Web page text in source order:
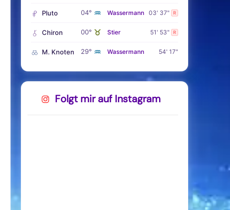
Pluto 04° ♒ Wassermann 03' 37" R
Chiron 00° ♉ Stier 51' 53" R
M. Knoten 29° ♒ Wassermann 54' 17"
Folgt mir auf Instagram